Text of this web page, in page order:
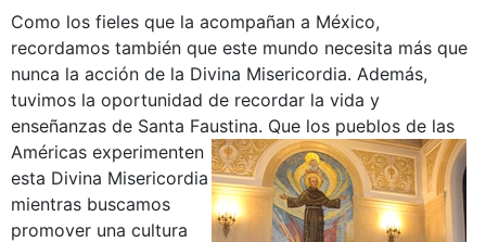
Como los fieles que la acompañan a México,
recordamos también que este mundo necesita más que
nunca la acción de la Divina Misericordia. Además,
tuvimos la oportunidad de recordar la vida y
enseñanzas de Santa Faustina. Que los pueblos de las
Américas experimenten
esta Divina Misericordia
mientras buscamos
promover una cultura